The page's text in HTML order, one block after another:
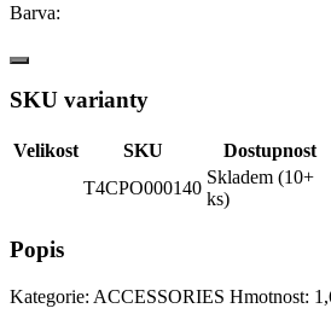
Barva:
SKU varianty
Velikost SKU Dostupnost
T4CPO000140
Skladem (10+
ks)
Popis
Kategorie: ACCESSORIES Hmotnost: